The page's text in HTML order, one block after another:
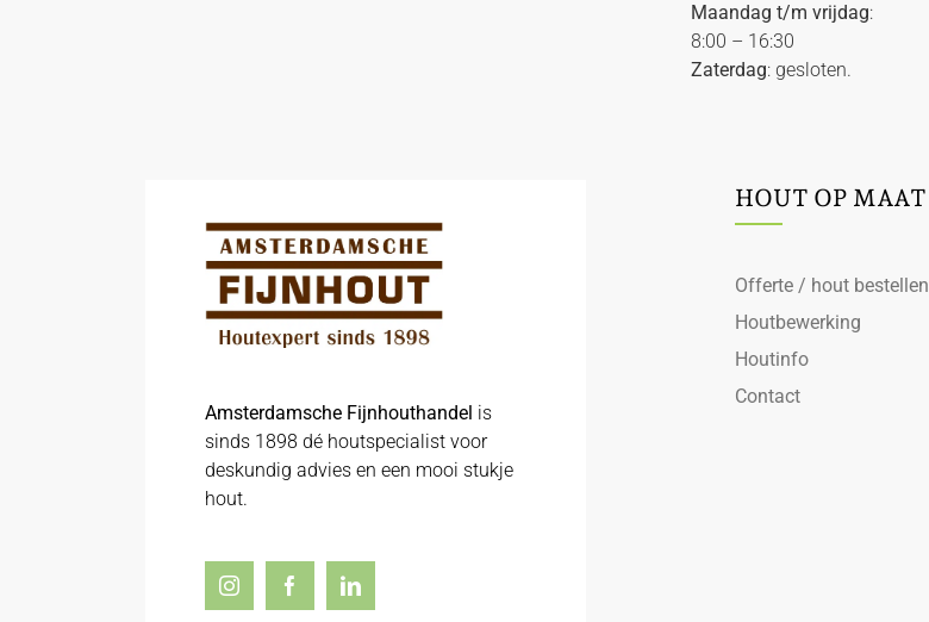
Maandag t/m vrijdag:
8:00 – 16:30
Zaterdag: gesloten.
Amsterdamsche Fijnhouthandel is
sinds 1898 dé houtspecialist voor
deskundig advies en een mooi stukje
hout.
HOUT OP MAAT
Offerte / hout bestellen
Houtbewerking
Houtinfo
Contact